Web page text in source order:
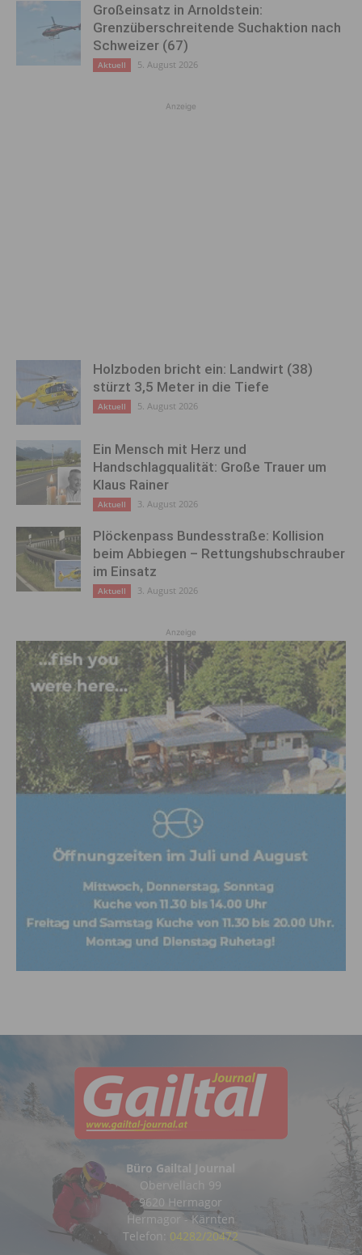
Großeinsatz in Arnoldstein:
Grenzüberschreitende Suchaktion nach
Schweizer (67)
Aktuell 5. August 2026
Anzeige
Holzboden bricht ein: Landwirt (38)
stürzt 3,5 Meter in die Tiefe
Aktuell 5. August 2026
Ein Mensch mit Herz und
Handschlagqualität: Große Trauer um
Klaus Rainer
Aktuell 3. August 2026
Plöckenpass Bundesstraße: Kollision
beim Abbiegen – Rettungshubschrauber
im Einsatz
Aktuell 3. August 2026
Anzeige
Büro Gailtal Journal
Obervellach 99
9620 Hermagor
Hermagor - Kärnten
Telefon: 04282/20472